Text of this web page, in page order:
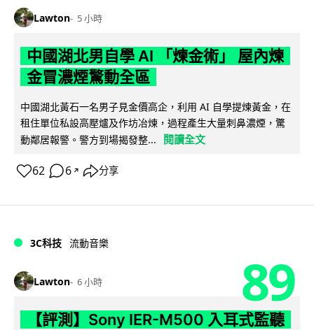
Lawton 5 小時
中國湖北男自學 AI 「煉金術」 屋內煉
金冒濃煙驚動全區
中國湖北黃石一名男子見金價高企，利用 AI 自學提煉黃金，在
租住單位私設高壓爐及作坊冶煉，過程產生大量刺鼻濃煙，驚
動鄰居報警。警方到場揭發整...
閱讀全文
62 6 ↗ 分享
3C科技 流動音樂
Lawton 6 小時 89
【評測】Sony IER-M500 入耳式監聽